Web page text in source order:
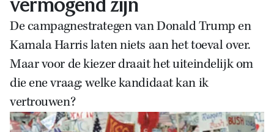
De campagnestrategen van Donald Trump en
Kamala Harris laten niets aan het toeval over.
Maar voor de kiezer draait het uiteindelijk om
die ene vraag: welke kandidaat kan ik
vertrouwen?